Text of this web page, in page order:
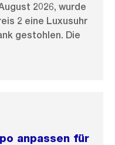
2026, wurde
2 eine Luxusuhr
gestohlen. Die
anpassen für